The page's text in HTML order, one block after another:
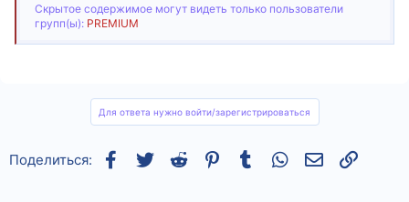
Скрытое содержимое могут видеть только пользователи
групп(ы): PREMIUM
Для ответа нужно войти/зарегистрироваться
Поделиться: Facebook
TwitterReddit Pinterest
Tumblr WhatsAppСсылка